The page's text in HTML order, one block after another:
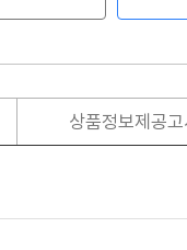
상품정보제공고